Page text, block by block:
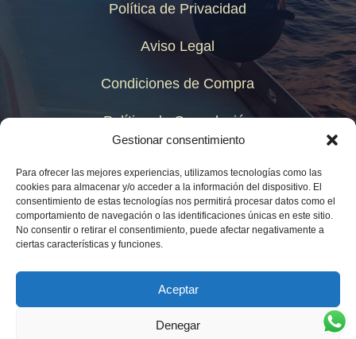
Gestionar consentimiento
Para ofrecer las mejores experiencias, utilizamos tecnologías como las
cookies para almacenar y/o acceder a la información del dispositivo. El
consentimiento de estas tecnologías nos permitirá procesar datos como el
comportamiento de navegación o las identificaciones únicas en este sitio.
No consentir o retirar el consentimiento, puede afectar negativamente a
ciertas características y funciones.
Aceptar
Denegar
Política de Privacidad
Aviso Legal
Condiciones de Compra
Política de Cancelación